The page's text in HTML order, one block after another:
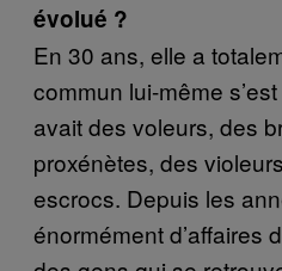
évolué ?
En 30 ans, elle a
commun lui-même
avait des voleurs, des
proxénètes, des
escrocs. Depuis les
énormément d’affaires